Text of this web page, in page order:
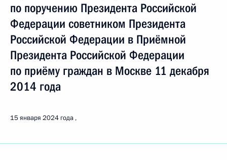
по поручению Президента Российской
Федерации советником Президента
Российской Федерации в Приёмной
Президента Российской Федерации
по приёму граждан в Москве 11 декабря
2014 года
15 января 2024 года